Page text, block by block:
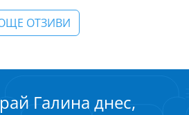
ОТЗИВИ
Галина днес,